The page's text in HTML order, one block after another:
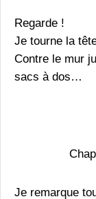
Regarde !
Je tourne la
Contre le mur
sacs à dos…
Je remarque